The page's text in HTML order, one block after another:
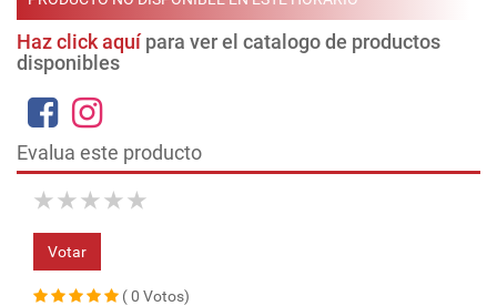
Haz click aquípara ver el catalogo de productos
disponibles
Evalua este producto
★
★
★
★
★
Votar
( 0 Votos)